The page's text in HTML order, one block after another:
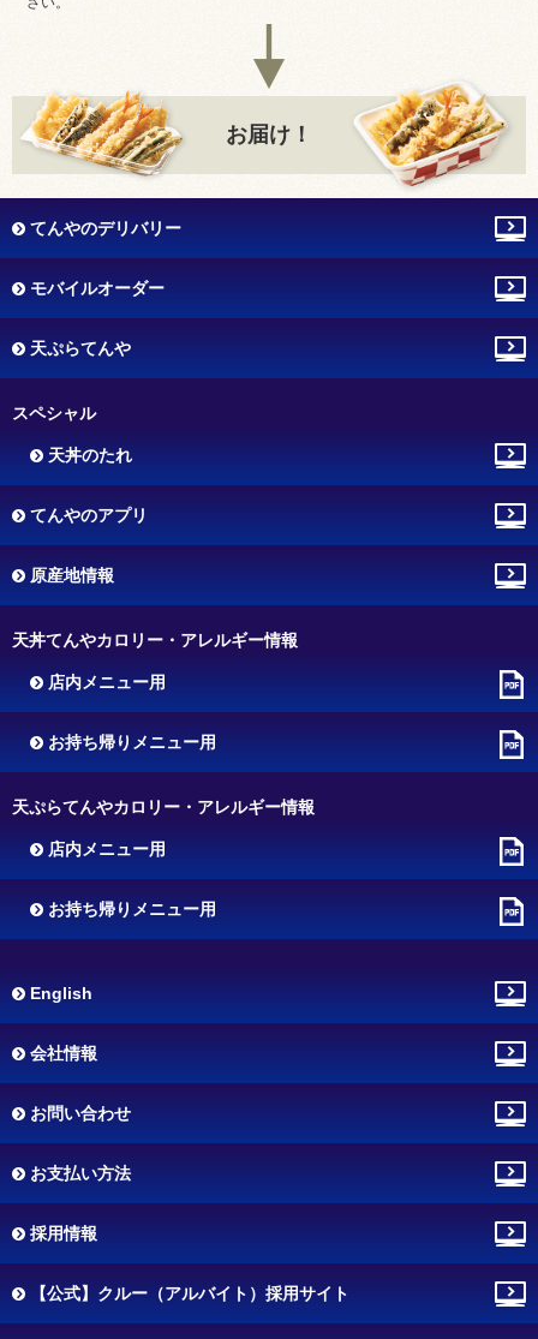
お届け！
てんやのデリバリー
モバイルオーダー
天ぷらてんや
スペシャル
天丼のたれ
てんやのアプリ
原産地情報
天丼てんやカロリー・アレルギー情報
店内メニュー用
お持ち帰りメニュー用
天ぷらてんやカロリー・アレルギー情報
店内メニュー用
お持ち帰りメニュー用
English
会社情報
お問い合わせ
お支払い方法
採用情報
【公式】クルー（アルバイト）採用サイト